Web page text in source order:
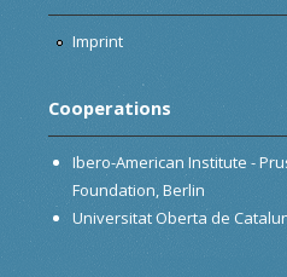
Imprint
Cooperations
Ibero-American Institute -
Foundation, Berlin
Universitat Oberta de